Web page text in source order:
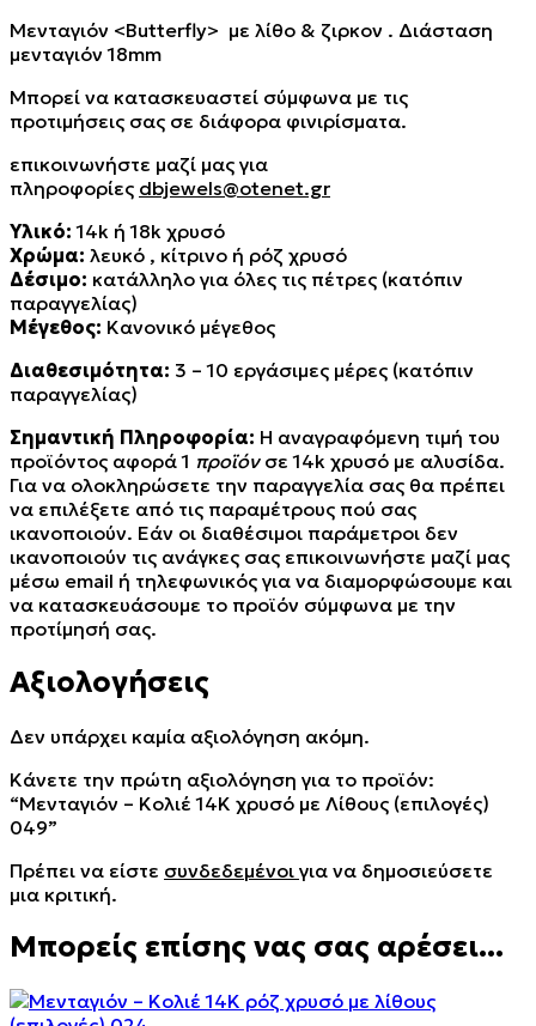
Μενταγιόν <Butterfly> με λίθο & ζιρκον . Διάσταση
μενταγιόν 18mm
Μπορεί να κατασκευαστεί σύμφωνα με τις
προτιμήσεις σας σε διάφορα φινιρίσματα.
επικοινωνήστε μαζί μας για
πληροφορίες dbjewels@otenet.gr
Υλικό:14k ή 18k χρυσό
Χρώμα: λευκό , κίτρινο ή ρόζ χρυσό
Δέσιμο: κατάλληλο για όλες τις πέτρες (κατόπιν
παραγγελίας)
Μέγεθος: Κανονικό μέγεθος
Διαθεσιμότητα: 3 – 10 εργάσιμες μέρες (κατόπιν
παραγγελίας)
Σημαντική Πληροφορία: Η αναγραφόμενη τιμή του
προϊόντος αφορά 1 προϊόνσε 14k χρυσό με αλυσίδα.
Για να ολοκληρώσετε την παραγγελία σας θα πρέπει
να επιλέξετε από τις παραμέτρους πού σας
ικανοποιούν. Εάν οι διαθέσιμοι παράμετροι δεν
ικανοποιούν τις ανάγκες σας επικοινωνήστε μαζί μας
μέσω email ή τηλεφωνικός για να διαμορφώσουμε και
να κατασκευάσουμε το προϊόν σύμφωνα με την
προτίμησή σας.
Αξιολογήσεις
Δεν υπάρχει καμία αξιολόγηση ακόμη.
Κάνετε την πρώτη αξιολόγηση για το προϊόν:
“Μενταγιόν – Κολιέ14Κ χρυσό με Λίθους (επιλογές)
049”
Πρέπει να είστε συνδεδεμένοι για να δημοσιεύσετε
μια κριτική.
Μπορείς επίσης νας σας αρέσει...